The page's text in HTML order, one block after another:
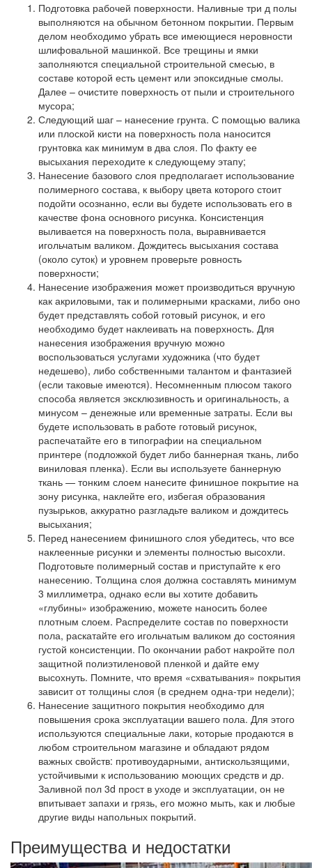
Подготовка рабочей поверхности. Наливные три д полы
выполняются на обычном бетонном покрытии. Первым
делом необходимо убрать все имеющиеся неровности
шлифовальной машинкой. Все трещины и ямки
заполняются специальной строительной смесью, в
составе которой есть цемент или эпоксидные смолы.
Далее – очистите поверхность от пыли и строительного
мусора;
Следующий шаг – нанесение грунта. С помощью валика
или плоской кисти на поверхность пола наносится
грунтовка как минимум в два слоя. По факту ее
высыхания переходите к следующему этапу;
Нанесение базового слоя предполагает использование
полимерного состава, к выбору цвета которого стоит
подойти осознанно, если вы будете использовать его в
качестве фона основного рисунка. Консистенция
выливается на поверхность пола, выравнивается
игольчатым валиком. Дождитесь высыхания состава
(около суток) и уровнем проверьте ровность
поверхности;
Нанесение изображения может производиться вручную
как акриловыми, так и полимерными красками, либо оно
будет представлять собой готовый рисунок, и его
необходимо будет наклеивать на поверхность. Для
нанесения изображения вручную можно
воспользоваться услугами художника (что будет
недешево), либо собственными талантом и фантазией
(если таковые имеются). Несомненным плюсом такого
способа является эксклюзивность и оригинальность, а
минусом – денежные или временные затраты. Если вы
будете использовать в работе готовый рисунок,
распечатайте его в типографии на специальном
принтере (подложкой будет либо баннерная ткань, либо
виниловая пленка). Если вы используете баннерную
ткань — тонким слоем нанесите финишное покрытие на
зону рисунка, наклейте его, избегая образования
пузырьков, аккуратно разгладьте валиком и дождитесь
высыхания;
Перед нанесением финишного слоя убедитесь, что все
наклеенные рисунки и элементы полностью высохли.
Подготовьте полимерный состав и приступайте к его
нанесению. Толщина слоя должна составлять минимум
3 миллиметра, однако если вы хотите добавить
«глубины» изображению, можете наносить более
плотным слоем. Распределите состав по поверхности
пола, раскатайте его игольчатым валиком до состояния
густой консистенции. По окончании работ накройте пол
защитной полиэтиленовой пленкой и дайте ему
высохнуть. Помните, что время «схватывания» покрытия
зависит от толщины слоя (в среднем одна-три недели);
Нанесение защитного покрытия необходимо для
повышения срока эксплуатации вашего пола. Для этого
используются специальные лаки, которые продаются в
любом строительном магазине и обладают рядом
важных свойств: противоударными, антискользящими,
устойчивыми к использованию моющих средств и др.
Заливной пол 3d прост в уходе и эксплуатации, он не
впитывает запахи и грязь, его можно мыть, как и любые
другие виды напольных покрытий.
Преимущества и недостатки